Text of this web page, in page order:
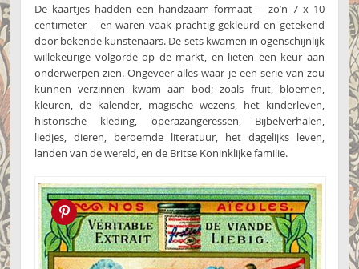
De kaartjes hadden een handzaam formaat – zo’n 7 x 10
centimeter – en waren vaak prachtig gekleurd en getekend
door bekende kunstenaars. De sets kwamen in ogenschijnlijk
willekeurige volgorde op de markt, en lieten een keur aan
onderwerpen zien. Ongeveer alles waar je een serie van zou
kunnen verzinnen kwam aan bod; zoals fruit, bloemen,
kleuren, de kalender, magische wezens, het kinderleven,
historische kleding, operazangeressen, Bijbelverhalen,
liedjes, dieren, beroemde literatuur, het dagelijks leven,
landen van de wereld, en de Britse Koninklijke familie.
Pin this!